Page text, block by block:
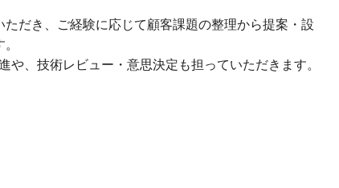
だき、ご経験に応じて顧客課題の整理から提案・設
や、技術レビュー・意思決定も担っていただきます。